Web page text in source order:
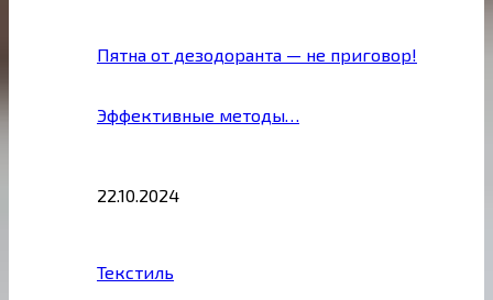
Пятна от дезодоранта — не приговор!
Эффективные методы…
22.10.2024
Текстиль